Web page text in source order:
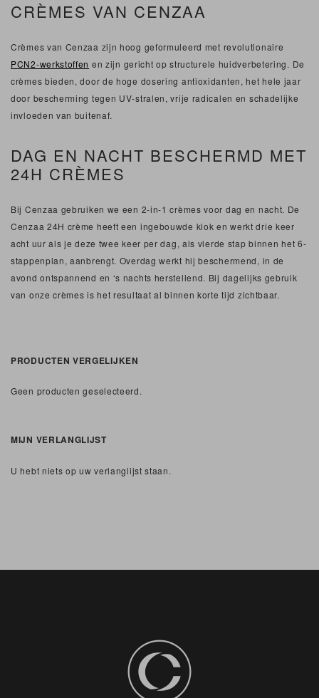
CRÈMES VAN CENZAA
Crèmes van Cenzaa zijn hoog geformuleerd met revolutionaire
PCN2-werkstoffen en zijn gericht op structurele huidverbetering. De
crèmes bieden, door de hoge dosering antioxidanten, het hele jaar
door bescherming tegen UV-stralen, vrije radicalen en schadelijke
invloeden van buitenaf.
DAG EN NACHT BESCHERMD MET
24H CRÈMES
Bij Cenzaa gebruiken we een 2-in-1 crèmes voor dag en nacht. De
Cenzaa 24H crème heeft een ingebouwde klok en werkt drie keer
acht uur als je deze twee keer per dag, als vierde stap binnen het 6-
stappenplan, aanbrengt. Overdag werkt hij beschermend, in de
avond ontspannend en ‘s nachts herstellend. Bij dagelijks gebruik
van onze crèmes is het resultaat al binnen korte tijd zichtbaar.
PRODUCTEN VERGELIJKEN
Geen producten geselecteerd.
MIJN VERLANGLIJST
U hebt niets op uw verlanglijst staan.